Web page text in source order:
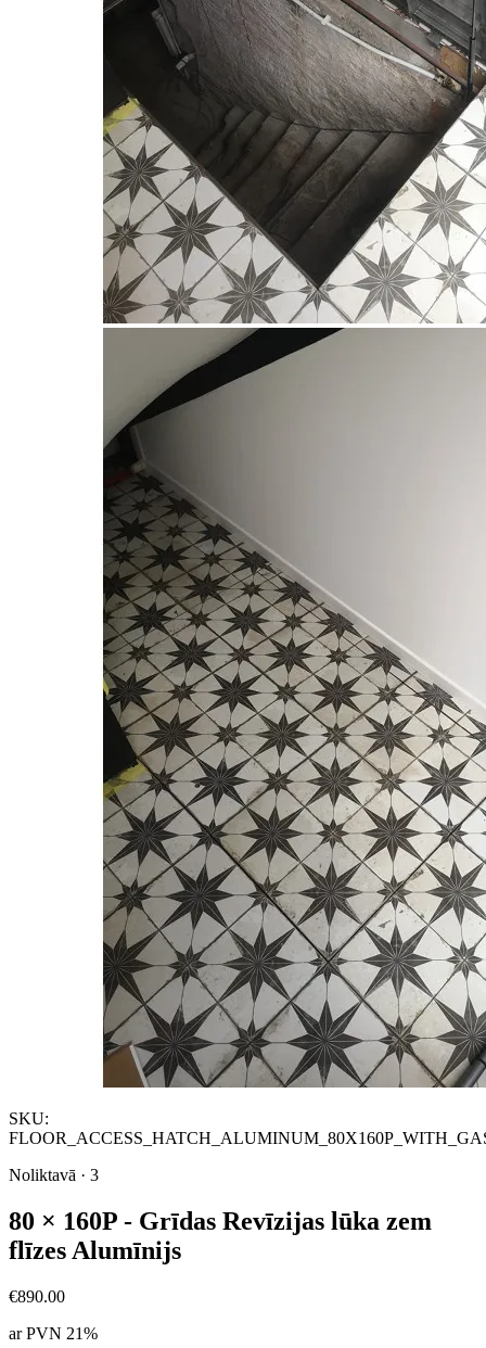
SKU:
Noliktavā · 3
80 × 160P - Grīdas Revīzijas lūka zem
flīzes Alumīnijs
€890.00
ar PVN 21%